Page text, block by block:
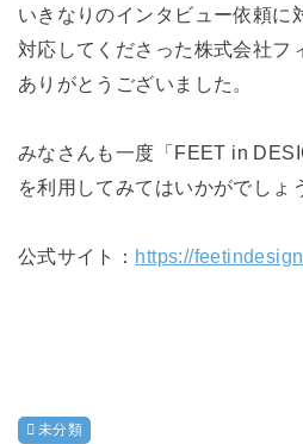
いきなりのインタビュー依頼に
対応してくださった株式会社フ
ありがとうございました。
みなさんも一度「FEET in
を利用してみてはいかがでしょ
公式サイト： https://
未分類